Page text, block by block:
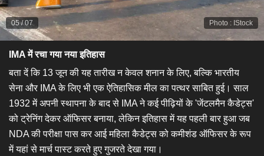
Photo : IStock
05/07
IMA में रचा गया नया इतिहास​
​बता दें कि 13 जून की यह तारीख न केवल शनान के लिए, बल्कि भारतीय
सेना और IMA के लिए भी एक ऐतिहासिक मील का पत्थर साबित हुई। साल
1932 में अपनी स्थापना के बाद से IMA ने कई पीढ़ियों के 'जेंटलमैन कैडेट्स'
को ट्रेनिंग देकर ऑफिसर बनाया, लेकिन इतिहास में यह पहली बार हुआ जब
NDA की परीक्षा पास कर आई महिला कैडेट्स को कमीशंड ऑफिसर के रूप
में यहां से मार्च पास्ट करते हुए गुजरते देखा गया।​